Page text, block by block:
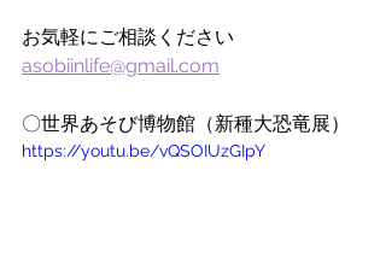
お気軽にご相談ください
asobiinlife@gmail.com
〇世界あそび博物館（新種大恐竜展）
https://youtu.be/vQSOIUzGIpY